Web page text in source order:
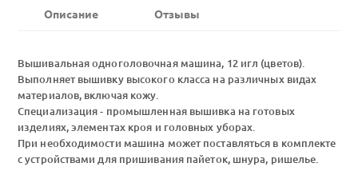
Описание Отзывы
Вышивальная одноголовочная машина, 12 игл (цветов).
Выполняет вышивку высокого класса на различных видах
материалов, включая кожу.
Специализация - промышленная вышивка на готовых
изделиях, элементах кроя и головных уборах.
При необходимости машина может поставляться в комплекте
с устройствами для пришивания пайеток, шнура, ришелье.